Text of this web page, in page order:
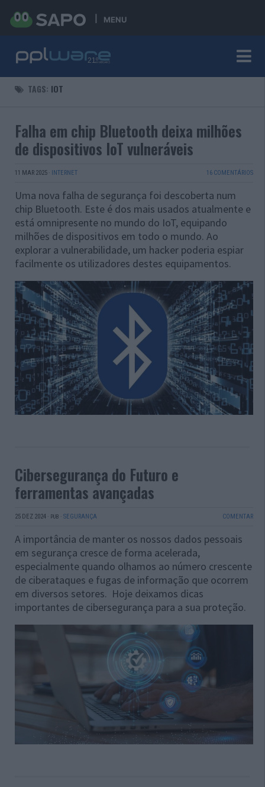
MENU
TAGS: IOT
Falha em chip Bluetooth deixa milhões
de dispositivos IoT vulneráveis
11 MAR 2025 · INTERNET 16 COMENTÁRIOS
Uma nova falha de segurança foi descoberta num
chip Bluetooth. Este é dos mais usados atualmente e
está omnipresente no mundo do IoT, equipando
milhões de dispositivos em todo o mundo. Ao
explorar a vulnerabilidade, um hacker poderia espiar
facilmente os utilizadores destes equipamentos.
Cibersegurança do Futuro e
ferramentas avançadas
25 DEZ 2024 · PUB · SEGURANÇA COMENTAR
A importância de manter os nossos dados pessoais
em segurança cresce de forma acelerada,
especialmente quando olhamos ao número crescente
de ciberataques e fugas de informação que ocorrem
em diversos setores. Hoje deixamos dicas
importantes de cibersegurança para a sua proteção.